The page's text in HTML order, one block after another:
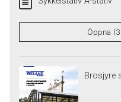
Öppna
Brosjyre